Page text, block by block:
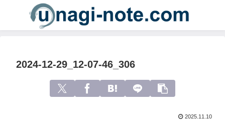
2024-12-29_12-07-46_306
2025.11.10